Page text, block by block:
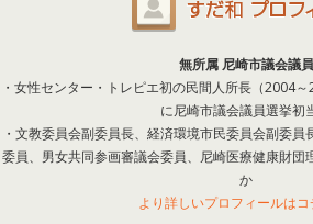
無所属 尼崎市議会議員
・女性センター・トレピエ初の民間人所長（2004
に尼崎市議会議員選挙初
・文教委員会副委員長、経済環境市民委員会副委
委員、男女共同参画審議会委員、尼崎医療健康財団
か
より詳しいプロフィールはコ